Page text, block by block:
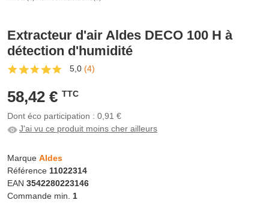
Extracteur d'air Aldes DECO 100 H à
détection d'humidité
5,0 (4)
58,42 € TTC
Dont éco participation : 0,91 €
J'ai vu ce produit moins cher ailleurs
Marque Aldes
Référence 11022314
EAN 3542280223146
Commande min. 1